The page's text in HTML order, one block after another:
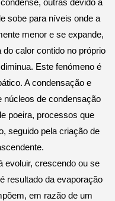
outras devido à
sobe para níveis onde a
menor e se expande,
calor contido no próprio
Este fenómeno é
. A condensação e
núcleos de condensação
poeira, processos que
, seguido pela criação de
evoluir, crescendo ou se
resultado da evaporação
em razão de um